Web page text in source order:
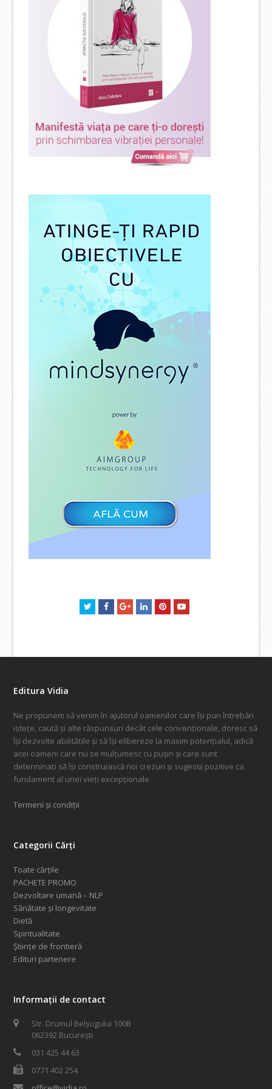
TwitterFacebookGooglePlus
LinkedInPinterestYoutube
Editura Vidia
Ne propunem să venim în ajutorul oamenilor care își pun întrebări
istețe, caută și alte răspunsuri decât cele convenționale, doresc să
își dezvolte abilitățile și să își elibereze la maxim potențialul, adică
acei oameni care nu se mulțumesc cu pușin și care sunt
determinați să își construiască noi crezuri și sugestii pozitive ca
fundament al unei vieți excepționale.
Termeni și condiții
Categorii Cărți
Toate cărțile
PACHETE PROMO
Dezvoltare umană – NLP
Sănătate și longevitate
Dietă
Spiritualitate
Științe de frontieră
Edituri partenere
Informații de contact
Str. Drumul Belșugului 100B
062392 București
031 425 44 63
0771 402 254